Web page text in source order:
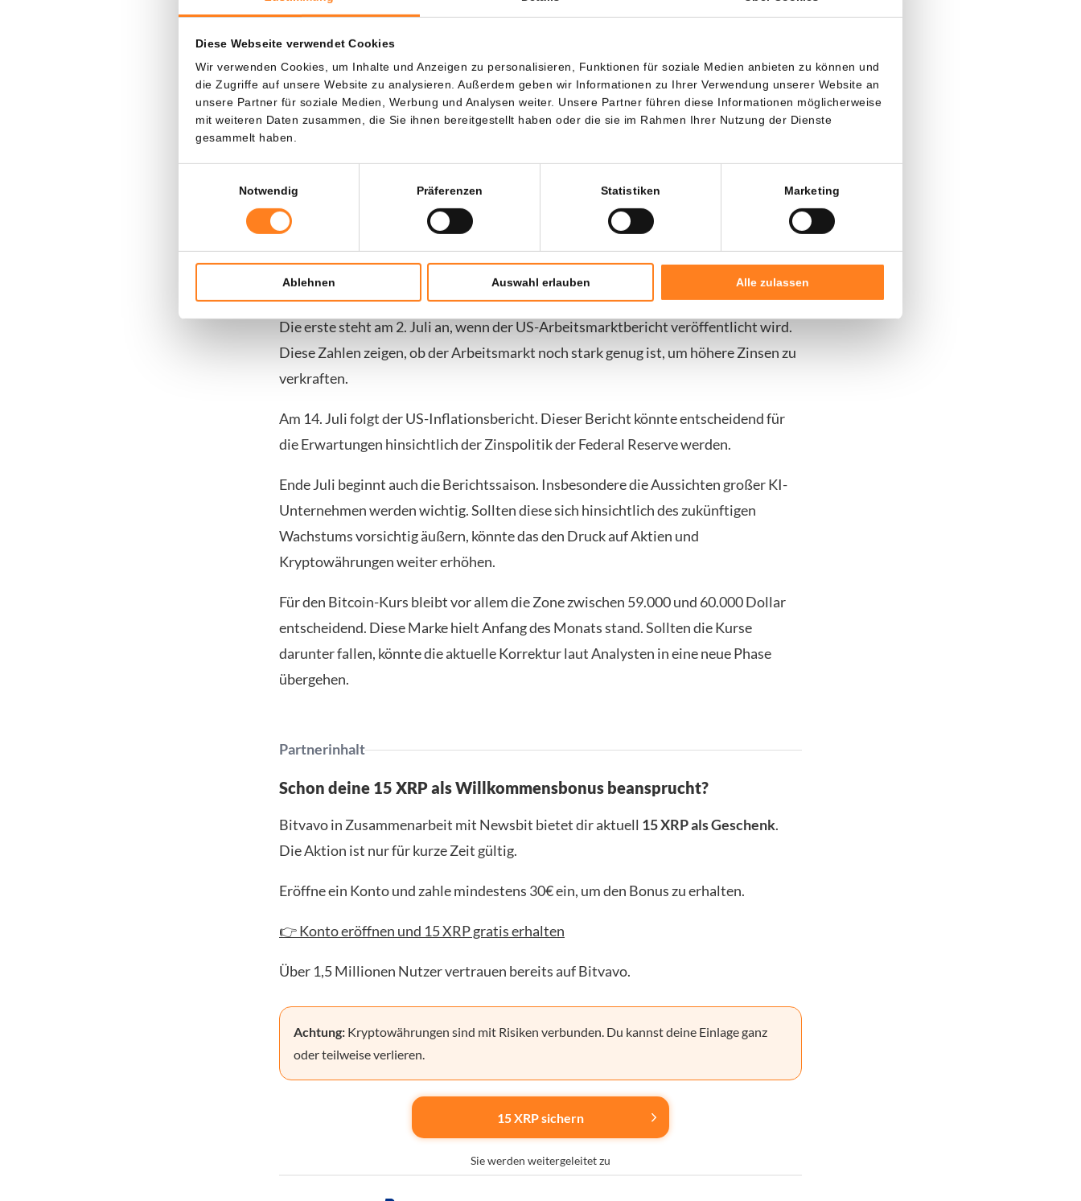
Diese Webseite verwendet Cookies
Wir verwenden Cookies, um Inhalte und Anzeigen zu personalisieren, Funktionen für soziale Medien anbieten zu können und
die Zugriffe auf unsere Website zu analysieren. Außerdem geben wir Informationen zu Ihrer Verwendung unserer Website an
unsere Partner für soziale Medien, Werbung und Analysen weiter. Unsere Partner führen diese Informationen möglicherweise
mit weiteren Daten zusammen, die Sie ihnen bereitgestellt haben oder die sie im Rahmen Ihrer Nutzung der Dienste
gesammelt haben.
Notwendig
Präferenzen Statistiken Marketing
Ablehnen Auswahl erlauben Alle zulassen
Die Aufmerksamkeit richtet sich inzwischen auf die Quartalszahlen des
Speicherchip-Herstellers Micron, die am Mittwoch veröffentlicht werden. Diese
Ergebnisse gelten als wichtiger Indikator für die Gesundheit des KI-Sektors. Sollten
selbst Unternehmen, die von der KI-Hype profitieren, enttäuschende Zahlen
vorlegen, könnte das den Verkaufsdruck auf Aktien und Kryptowährungen weiter
erhöhen.
Drei wichtige Wirtschaftskennzahlen stehen bevor
Neben den KI-Sorgen stehen Anleger in den kommenden Wochen vor drei wichtigen
Prüfungen.
Die erste steht am 2. Juli an, wenn der US-Arbeitsmarktbericht veröffentlicht wird.
Diese Zahlen zeigen, ob der Arbeitsmarkt noch stark genug ist, um höhere Zinsen zu
verkraften.
Am 14. Juli folgt der US-Inflationsbericht. Dieser Bericht könnte entscheidend für
die Erwartungen hinsichtlich der Zinspolitik der Federal Reserve werden.
Ende Juli beginnt auch die Berichtssaison. Insbesondere die Aussichten großer KI-
Unternehmen werden wichtig. Sollten diese sich hinsichtlich des zukünftigen
Wachstums vorsichtig äußern, könnte das den Druck auf Aktien und
Kryptowährungen weiter erhöhen.
Für den Bitcoin-Kurs bleibt vor allem die Zone zwischen 59.000 und 60.000 Dollar
entscheidend. Diese Marke hielt Anfang des Monats stand. Sollten die Kurse
darunter fallen, könnte die aktuelle Korrektur laut Analysten in eine neue Phase
übergehen.
Partnerinhalt
Schon deine 15 XRP als Willkommensbonus beansprucht?
Bitvavo in Zusammenarbeit mit Newsbit bietet dir aktuell 15 XRP als Geschenk.
Die Aktion ist nur für kurze Zeit gültig.
Eröffne ein Konto und zahle mindestens 30€ ein, um den Bonus zu erhalten.
👉 Konto eröffnen und 15 XRP gratis erhalten
Über 1,5 Millionen Nutzer vertrauen bereits auf Bitvavo.
Achtung: Kryptowährungen sind mit Risiken verbunden. Du kannst deine Einlage ganz
oder teilweise verlieren.
15 XRP sichern
Sie werden weitergeleitet zu